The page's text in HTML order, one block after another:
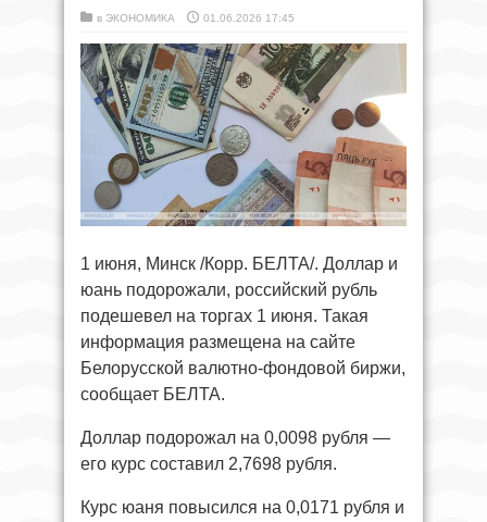
в ЭКОНОМИКА 01.06.2026 17:45
1 июня, Минск /Корр. БЕЛТА/. Доллар и
юань подорожали, российский рубль
подешевел на торгах 1 июня. Такая
информация размещена на сайте
Белорусской валютно-фондовой биржи,
сообщает БЕЛТА.
Доллар подорожал на 0,0098 рубля —
его курс составил 2,7698 рубля.
Курс юаня повысился на 0,0171 рубля и